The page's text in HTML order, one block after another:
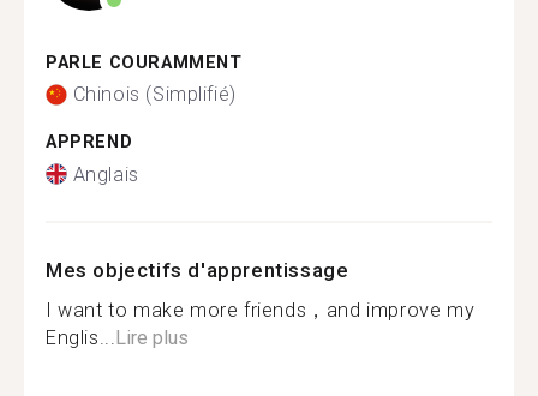
PARLE COURAMMENT
Chinois (Simplifié)
APPREND
Anglais
Mes objectifs d'apprentissage
I want to make more friends，and improve my
Englis... Lire plus